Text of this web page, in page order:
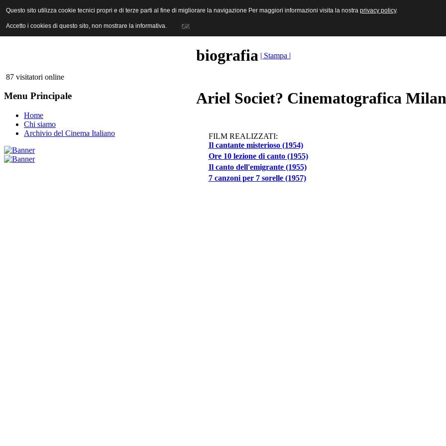
ANICA | Associazione Nazionale Industrie Cinematografiche Audiovisive e Multimediali
87 visitatori online
Menu Principale
Home
Chi siamo
Archivio del Cinema Italiano
biografia | Stampa |
Ariel Societ? Cinematografica
FILM REALIZZATI:
Il cantante misterioso (1954)
Ore 10 lezione di canto (1955)
Il canto dell'emigrante (1955)
7 canzoni per 7 sorelle (1957)
Questo sito utilizza cookie tecnici propri e di terze parti al fine di migliorare la navigazione Per maggiori informazioni visita la nostra privacy policy.
Accetto i cookies di questo sito, non mostrare la informativa. OK
Questo sito utilizza cookie tecnici propri e di terze parti al fine di migliorare la navigazione Per maggiori informazioni visita la nostra privacy policy.
Accetto i cookies di questo sito, non mostrare la informativa. OK